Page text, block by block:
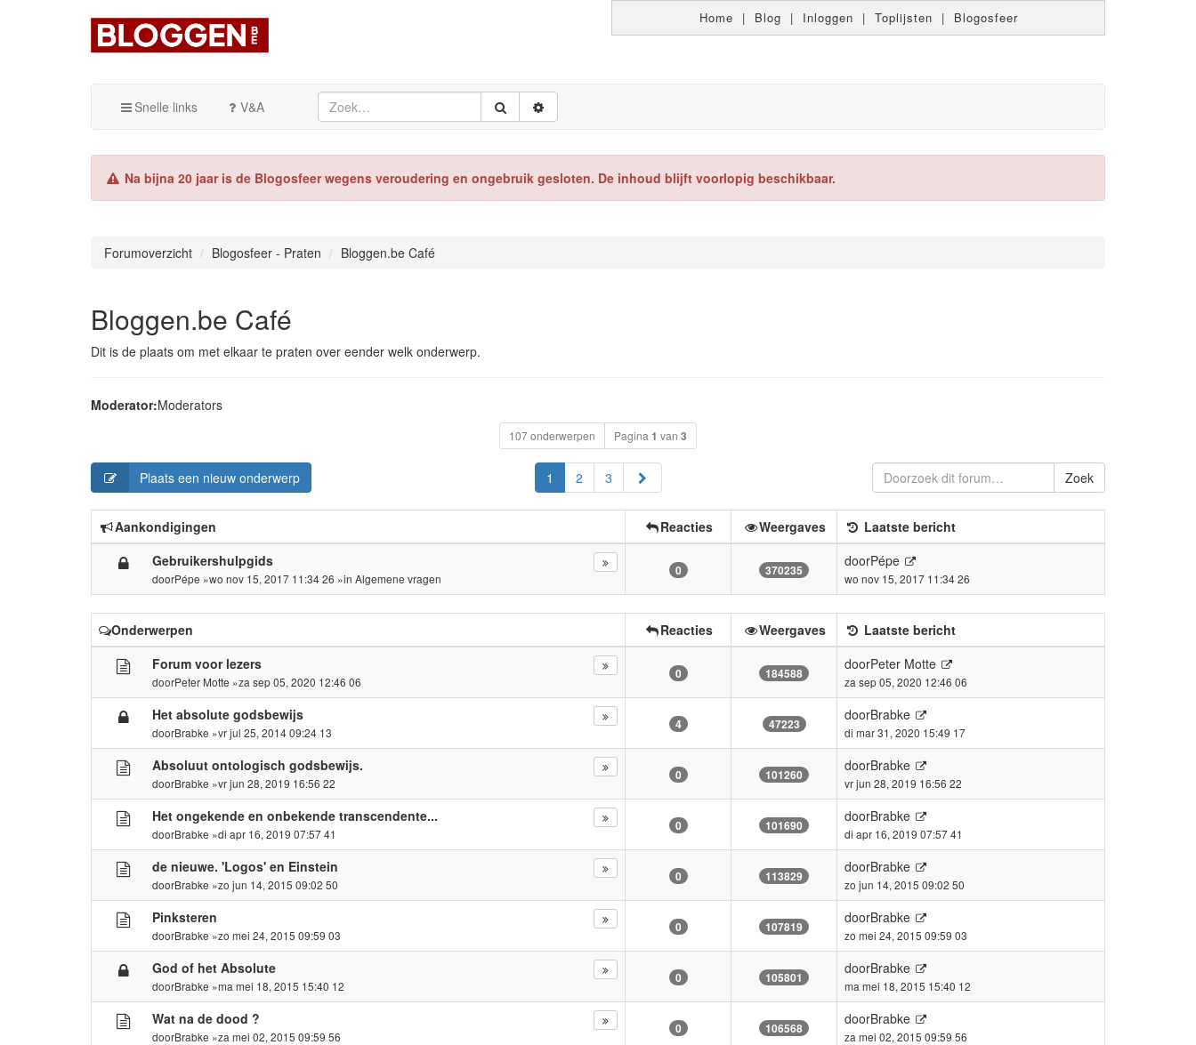
Home | Blog | Inloggen | Toplijsten | Blogosfeer
Snelle links V&A
Na bijna 20 jaar is de Blogosfeer wegens veroudering en ongebruik gesloten. De inhoud blijft voorlopig beschikbaar.
Forumoverzicht Blogosfeer - Praten Bloggen.be Café
Bloggen.be Café
Dit is de plaats om met elkaar te praten over eender welk onderwerp.
Moderator:Moderators
107 onderwerpen Pagina 1 van 3
Plaats een nieuw onderwerp 1 2 3 Volgende Zoek
Aankondigingen Reacties Weergaves
Laatste bericht
Gebruikershulpgids
doorPépe »wo nov 15, 2017 11:34 26 »inAlgemene vragen
0 370235
doorPépe
wo nov 15, 2017 11:34 26
Onderwerpen Reacties Weergaves
Laatste bericht
Forum voor lezers
doorPeter Motte »za sep 05, 2020 12:46 06
0 184588
doorPeter Motte
za sep 05, 2020 12:46 06
Het absolute godsbewijs
doorBrabke »vr jul 25, 2014 09:24 13
4 47223
doorBrabke
di mar 31, 2020 15:49 17
Absoluut ontologisch godsbewijs.
doorBrabke »vr jun 28, 2019 16:56 22
0 101260
doorBrabke
vr jun 28, 2019 16:56 22
Het ongekende en onbekende transcendente...
doorBrabke »di apr 16, 2019 07:57 41
0 101690
doorBrabke
di apr 16, 2019 07:57 41
de nieuwe. 'Logos' en Einstein
doorBrabke »zo jun 14, 2015 09:02 50
0 113829
doorBrabke
zo jun 14, 2015 09:02 50
Pinksteren
doorBrabke »zo mei 24, 2015 09:59 03
0 107819
doorBrabke
zo mei 24, 2015 09:59 03
God of het Absolute
doorBrabke »ma mei 18, 2015 15:40 12
0 105801
doorBrabke
ma mei 18, 2015 15:40 12
Wat na de dood ?
doorBrabke »za mei 02, 2015 09:59 56
0 106568
doorBrabke
za mei 02, 2015 09:59 56